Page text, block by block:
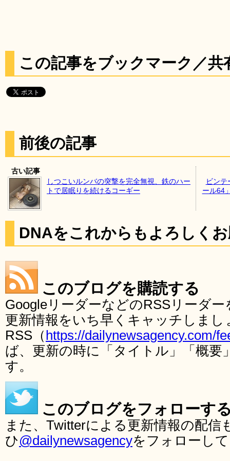
この記事をブックマーク／共
前後の記事
古い記事
しつこいルンバの突撃を完全無視、鉄のハー
トで居眠りを続けるコーギー
ビンテ
ール64
DNAをこれからもよろしく
このブログを購読する
GoogleリーダーなどのRSSリーダ
更新情報をいち早くキャッチしま
RSS（ https://dailynewsagency.com/
ば、更新の時に「タイトル」「概要
す。
このブログをフォローす
また、Twitterによる更新情報の配
ひ@dailynewsagencyをフォローし